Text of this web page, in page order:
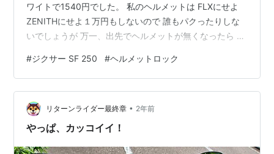
ワイトで1540円でした。 私のヘルメットは FLXにせよ
ZENITHにせよ１万円もしないので 誰もパクったりしな
いでしょうが 万一、出先でヘルメットが無くなったら バ
じておかないとね。 ランキング参加中【公式】2023年開
設ブログ
#ジクサー SF 250 #ヘルメットロック
リターンライダー最終章 • 2年前
やっぱ、カッコイイ！